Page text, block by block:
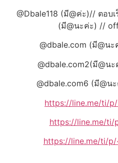
@Dbale118 (มี@ค่ะ)// ตอบ
(มี@นะค่ะ) //
@dbale.com (มี@น
@dbale.com2(มี@น
@dbale.com6 (มี@น
https://line.me/ti/
https://line.me/ti/
https://line.me/ti/p/